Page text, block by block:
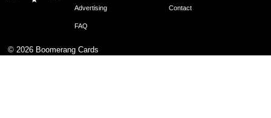
Advertising Contact
FAQ
© 2026 Boomerang Cards